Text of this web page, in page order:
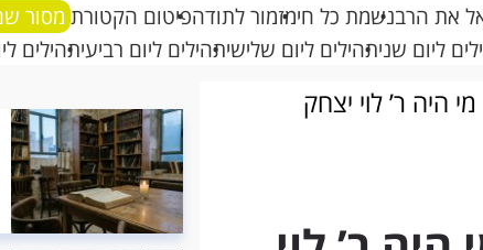
את הרבנשמת כל חימזמור לתודהפיטום הקטורת מסור
ליום שניתהילים ליום שלישיתהילים ליום רביעיתהילים
היה ר’ לוי יצחק